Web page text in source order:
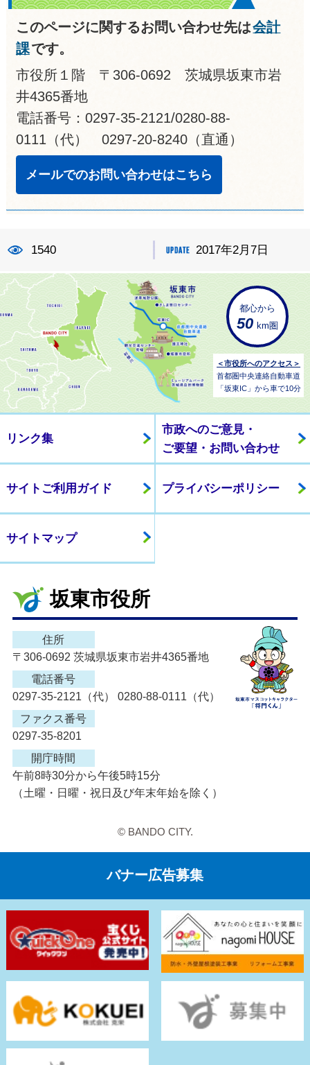
このページに関するお問い合わせ先は会計
課です。
市役所１階 〒306-0692 茨城県坂東市岩
井4365番地
電話番号：0297-35-2121/0280-88-
0111（代） 0297-20-8240（直通）
メールでのお問い合わせはこちら
1540 2017年2月7日
都心から
50 km圏
＜市役所へのアクセス＞
首都圏中央連絡自動車道
「坂東IC」から車で10分
リンク集
市政へのご意見・
ご要望・お問い合わせ
サイトご利用ガイド プライバシーポリシー
サイトマップ
坂東市役所
住所
〒306-0692 茨城県坂東市岩井4365番地
電話番号
0297-35-2121（代） 0280-88-0111（代）
ファクス番号
0297-35-8201
開庁時間
午前8時30分から午後5時15分
（土曜・日曜・祝日及び年末年始を除く）
© BANDO CITY.
バナー広告募集